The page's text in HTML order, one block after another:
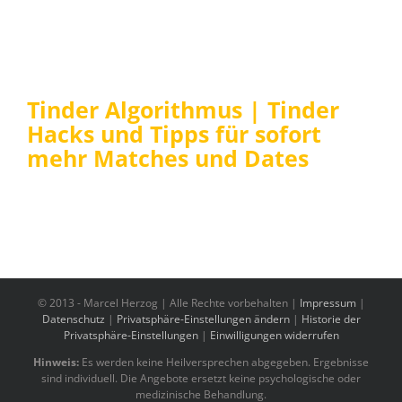
Tinder Algorithmus | Tinder
Hacks und Tipps für sofort
mehr Matches und Dates
© 2013 - Marcel Herzog | Alle Rechte vorbehalten | Impressum |
Datenschutz | Privatsphäre-Einstellungen ändern| Historie der
Privatsphäre-Einstellungen| Einwilligungen widerrufen
Hinweis: Es werden keine Heilversprechen abgegeben. Ergebnisse
sind individuell. Die Angebote ersetzt keine psychologische oder
medizinische Behandlung.